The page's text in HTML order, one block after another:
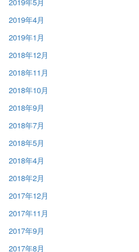
2019年4月
2019年1月
2018年12月
2018年11月
2018年10月
2018年9月
2018年7月
2018年5月
2018年4月
2018年2月
2017年12月
2017年11月
2017年9月
2017年8月